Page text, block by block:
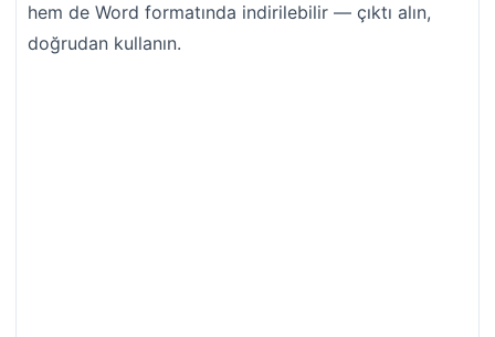
hem de Word formatında indirilebilir — çıktı alın,
doğrudan kullanın.